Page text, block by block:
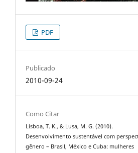
PDF
Publicado
2010-09-24
Como Citar
Lisboa, T. K., & Lusa, M. G. (2010).
Desenvolvimento sustentável com
gênero – Brasil, México e Cuba: mulheres